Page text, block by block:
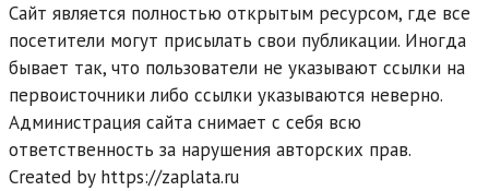
Сайт является полностью открытым ресурсом, где все
посетители могут присылать свои публикации. Иногда
бывает так, что пользователи не указывают ссылки на
первоисточники либо ссылки указываются неверно.
Администрация сайта снимает с себя всю
ответственность за нарушения авторских прав.
Created by https://zaplata.ru